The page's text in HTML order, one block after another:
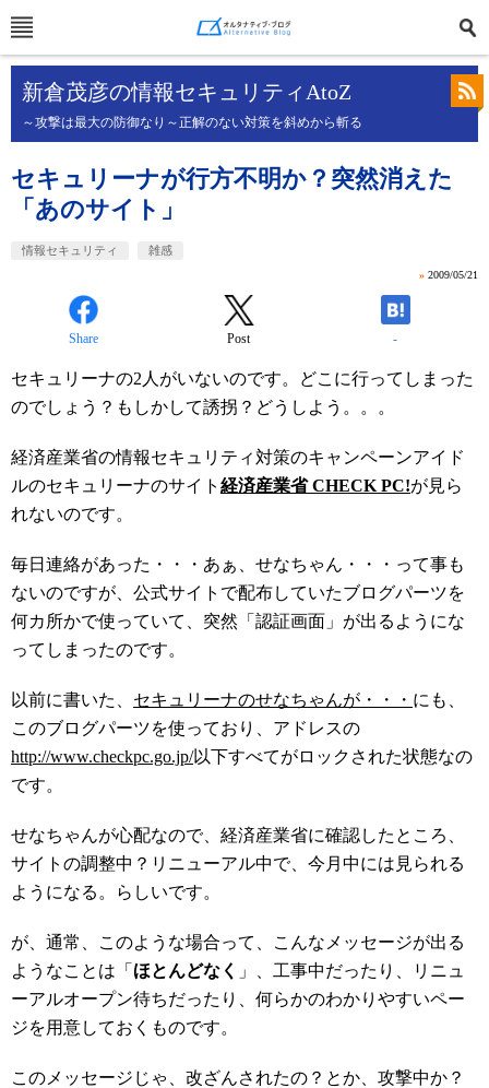
新倉茂彦の情報セキュリティAtoZ
～攻撃は最大の防御なり～正解のない対策を斜めから斬る
セキュリーナが行方不明か？突然消えた
「あのサイト」
情報セキュリティ 雑感
» 2009/05/21
Share Post -
セキュリーナの2人がいないのです。どこに行ってしまった
のでしょう？もしかして誘拐？どうしよう。。。
経済産業省の情報セキュリティ対策のキャンペーンアイド
ルのセキュリーナのサイト 経済産業省 CHECK PC!が見ら
れないのです。
毎日連絡があった・・・あぁ、せなちゃん・・・って事も
ないのですが、公式サイトで配布していたブログパーツを
何カ所かで使っていて、突然「認証画面」が出るようにな
ってしまったのです。
以前に書いた、 セキュリーナのせなちゃんが・・・ にも、
このブログパーツを使っており、アドレスの
http://www.checkpc.go.jp/以下すべてがロックされた状態なの
です。
せなちゃんが心配なので、経済産業省に確認したところ、
サイトの調整中？リニューアル中で、今月中には見られる
ようになる。らしいです。
が、通常、このような場合って、こんなメッセージが出る
ようなことは「 ほとんどなく 」、工事中だったり、リニュ
ーアルオープン待ちだったり、何らかのわかりやすいペー
ジを用意しておくものです。
このメッセージじゃ、改ざんされたの？とか、攻撃中か？